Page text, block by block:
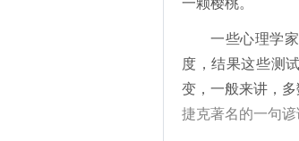
一颗樱桃。
一些心理学
度，结果这些测
变，一般来讲，多
捷克著名的一句谚